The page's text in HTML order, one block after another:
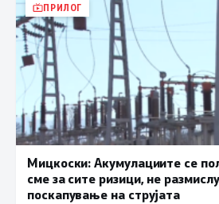
ПРИЛОГ
Мицкоски: Акумулациите се
сме за сите ризици, не
поскапување на струјата